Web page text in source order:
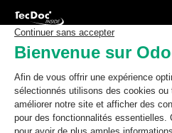
Les données affichées ici,
données ou la base de données
préalable de TecDoc. Toute
droits d’auteur et fera l’objet de